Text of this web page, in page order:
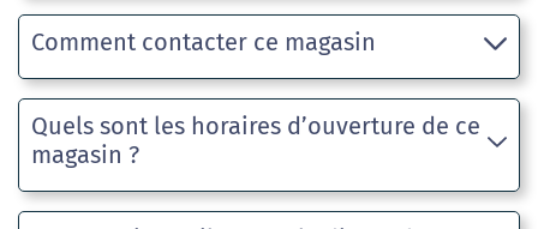
Comment contacter ce magasin
Quels sont les horaires d’ouverture de ce
magasin ?